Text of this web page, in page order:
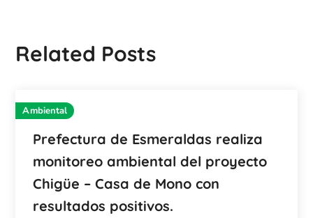
Related Posts
Ambiental
Prefectura de Esmeraldas realiza
monitoreo ambiental del proyecto
Chigüe – Casa de Mono con
resultados positivos.